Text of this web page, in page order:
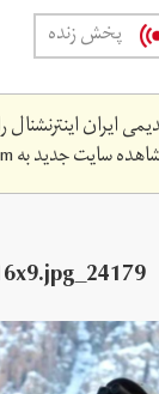
پخش زنده
ایران اینترنشنال
سایت جدید به
24179_l16x9.jpg